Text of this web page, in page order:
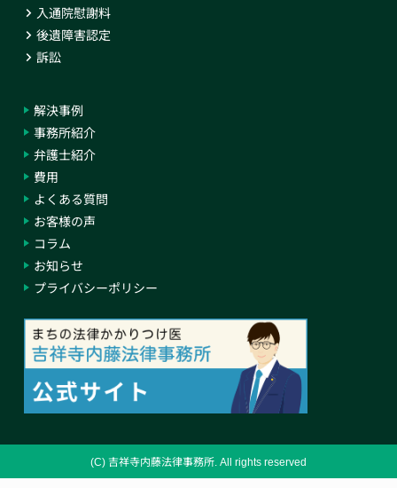
入通院慰謝料
後遺障害認定
訴訟
解決事例
事務所紹介
弁護士紹介
費用
よくある質問
お客様の声
コラム
お知らせ
プライバシーポリシー
(C) 吉祥寺内藤法律事務所. All rights reserved